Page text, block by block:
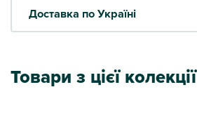
Доставка по Україні
Товари з цієї колекції